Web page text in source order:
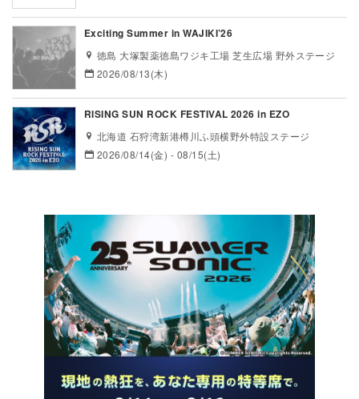
Exciting Summer in WAJIKI’26
徳島 大塚製薬徳島ワジキ工場 芝生広場 野外ステージ
2026/08/13(木)
RISING SUN ROCK FESTIVAL 2026 in EZO
北海道 石狩湾新港樽川ふ頭横野外特設ステージ
2026/08/14(金) - 08/15(土)